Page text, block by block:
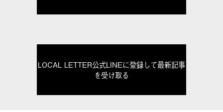
LOCAL LETTER公式LINEに登録して最新記事
を受け取る